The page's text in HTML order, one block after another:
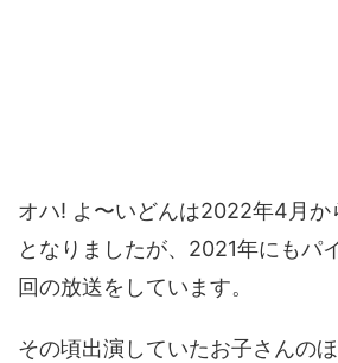
オハ! よ〜いどんは2022年4月か
となりましたが、2021年にもパ
回の放送をしています。
その頃出演していたお子さんのほ